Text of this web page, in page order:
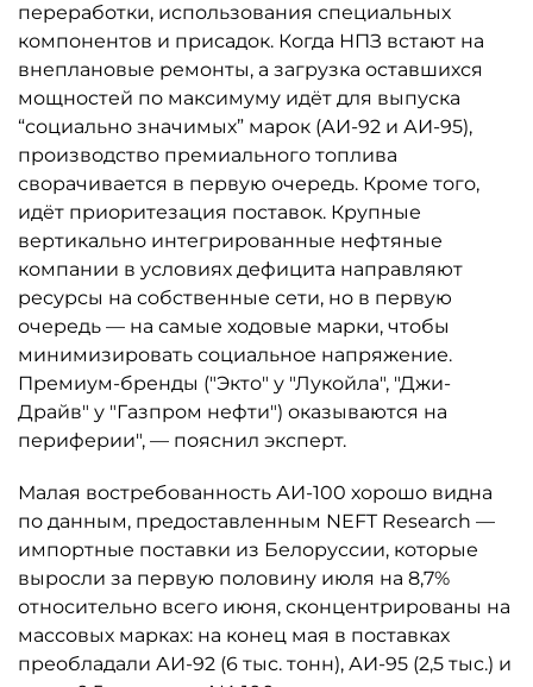
переработки, использования специальных
компонентов и присадок. Когда НПЗ встают на
внеплановые ремонты, а загрузка оставшихся
мощностей по максимуму идёт для выпуска
“социально значимых” марок (АИ-92 и АИ-95),
производство премиального топлива
сворачивается в первую очередь. Кроме того,
идёт приоритезация поставок. Крупные
вертикально интегрированные нефтяные
компании в условиях дефицита направляют
ресурсы на собственные сети, но в первую
очередь — на самые ходовые марки, чтобы
минимизировать социальное напряжение.
Премиум-бренды ("Экто" у "Лукойла", "Джи-
Драйв" у "Газпром нефти") оказываются на
периферии", — пояснил эксперт.
Малая востребованность АИ-100 хорошо видна
по данным, предоставленным NEFT Research —
импортные поставки из Белоруссии, которые
выросли за первую половину июля на 8,7%
относительно всего июня, сконцентрированы на
массовых марках: на конец мая в поставках
преобладали АИ-92 (6 тыс. тонн), АИ-95 (2,5 тыс.) и